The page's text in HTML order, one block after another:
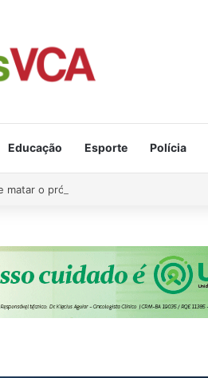
Educação Esporte Polícia
o próprio pai e fugir com carro,